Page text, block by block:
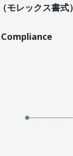
モレックス書式）